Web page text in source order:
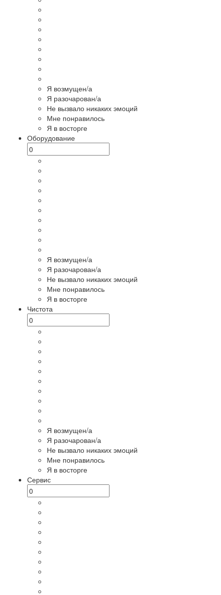
Я возмущен/а
Я разочарован/а
Не вызвало никаких эмоций
Мне понравилось
Я в восторге
Оборудование
Я возмущен/а
Я разочарован/а
Не вызвало никаких эмоций
Мне понравилось
Я в восторге
Чистота
Я возмущен/а
Я разочарован/а
Не вызвало никаких эмоций
Мне понравилось
Я в восторге
Сервис